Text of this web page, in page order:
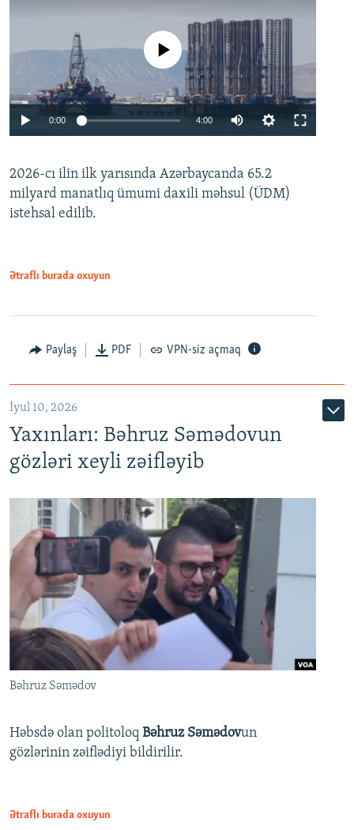
Auto 240p 360p 480p
No media source currently available
0:00 4:00
360p
480p
2026-cı ilin ilk yarısında Azərbaycanda 65.2
milyard manatlıq ümumi daxili məhsul (ÜDM)
istehsal edilib.
Ətraflı burada oxuyun
Paylaş PDF VPN-siz açmaq
İyul 10, 2026
Yaxınları: Bəhruz Səmədovun
gözləri xeyli zəifləyib
Bəhruz Səmədov
Həbsdə olan politoloq Bəhruz Səmədovun
gözlərinin zəiflədiyi bildirilir.
Ətraflı burada oxuyun